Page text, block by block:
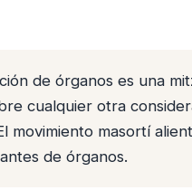
de órganos es una
cualquier otra
masortí
de órganos.